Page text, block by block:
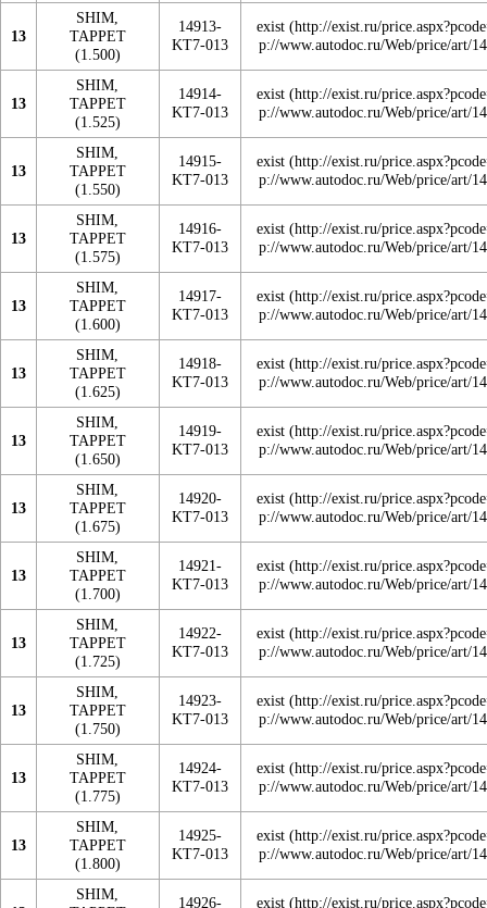
13
SHIM,
TAPPET
(1.500)
14913-
KT7-013
exist
13
SHIM,
TAPPET
(1.525)
14914-
KT7-013
exist
13
SHIM,
TAPPET
(1.550)
14915-
KT7-013
exist
13
SHIM,
TAPPET
(1.575)
14916-
KT7-013
exist
13
SHIM,
TAPPET
(1.600)
14917-
KT7-013
exist
13
SHIM,
TAPPET
(1.625)
14918-
KT7-013
exist
13
SHIM,
TAPPET
(1.650)
14919-
KT7-013
exist
13
SHIM,
TAPPET
(1.675)
14920-
KT7-013
exist
13
SHIM,
TAPPET
(1.700)
14921-
KT7-013
exist
13
SHIM,
TAPPET
(1.725)
14922-
KT7-013
exist
13
SHIM,
TAPPET
(1.750)
14923-
KT7-013
exist
13
SHIM,
TAPPET
(1.775)
14924-
KT7-013
exist
13
SHIM,
TAPPET
(1.800)
14925-
KT7-013
exist
SHIM,
14926- exist